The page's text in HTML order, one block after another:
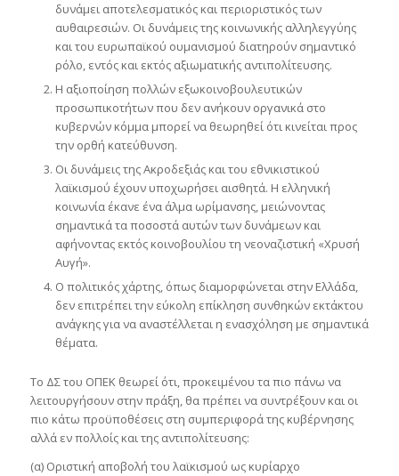
δυνάμει αποτελεσματικός και περιοριστικός των
αυθαιρεσιών. Οι δυνάμεις της κοινωνικής αλληλεγγύης
και του ευρωπαϊκού ουμανισμού διατηρούν σημαντικό
ρόλο, εντός και εκτός αξιωματικής αντιπολίτευσης.
Η αξιοποίηση πολλών εξωκοινοβουλευτικών
προσωπικοτήτων που δεν ανήκουν οργανικά στο
κυβερνών κόμμα μπορεί να θεωρηθεί ότι κινείται προς
την ορθή κατεύθυνση.
Οι δυνάμεις της Ακροδεξιάς και του εθνικιστικού
λαϊκισμού έχουν υποχωρήσει αισθητά. Η ελληνική
κοινωνία έκανε ένα άλμα ωρίμανσης, μειώνοντας
σημαντικά τα ποσοστά αυτών των δυνάμεων και
αφήνοντας εκτός κοινοβουλίου τη νεοναζιστική «Χρυσή
Αυγή».
Ο πολιτικός χάρτης, όπως διαμορφώνεται στην Ελλάδα,
δεν επιτρέπει την εύκολη επίκληση συνθηκών εκτάκτου
ανάγκης για να αναστέλλεται η ενασχόληση με σημαντικά
θέματα.
Το ΔΣ του ΟΠΕΚ θεωρεί ότι, προκειμένου τα πιο πάνω να
λειτουργήσουν στην πράξη, θα πρέπει να συντρέξουν και οι
πιο κάτω προϋποθέσεις στη συμπεριφορά της κυβέρνησης
αλλά εν πολλοίς και της αντιπολίτευσης:
(α) Οριστική αποβολή του λαϊκισμού ως κυρίαρχο